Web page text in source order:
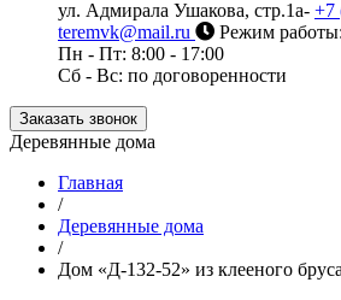
ул. Адмирала Ушакова, стр.1а- +7
teremvk@mail.ru
Режим работы:
Пн - Пт: 8:00 - 17:00
Сб - Вс: по договоренности
Заказать звонок
Деревянные дома
Главная
/
Деревянные дома
/
Дом «Д-132-52» из клееного бруса